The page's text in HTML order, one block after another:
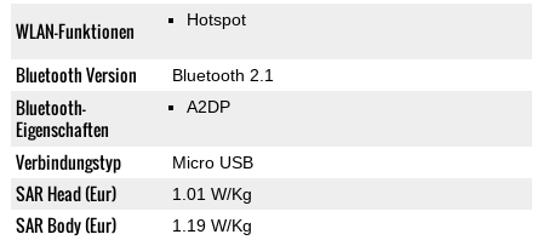
WLAN-Funktionen Hotspot
Bluetooth Version Bluetooth 2.1
Bluetooth-
Eigenschaften
A2DP
Verbindungstyp Micro USB
SAR Head (Eur) 1.01 W/Kg
SAR Body (Eur) 1.19 W/Kg